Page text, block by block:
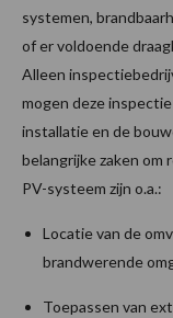
systemen,
of er voldoende
Alleen
mogen deze
installatie en de
belangrijke zaken om
PV-systeem zijn o.a.:
Locatie van de
brandwerende
Toepassen van